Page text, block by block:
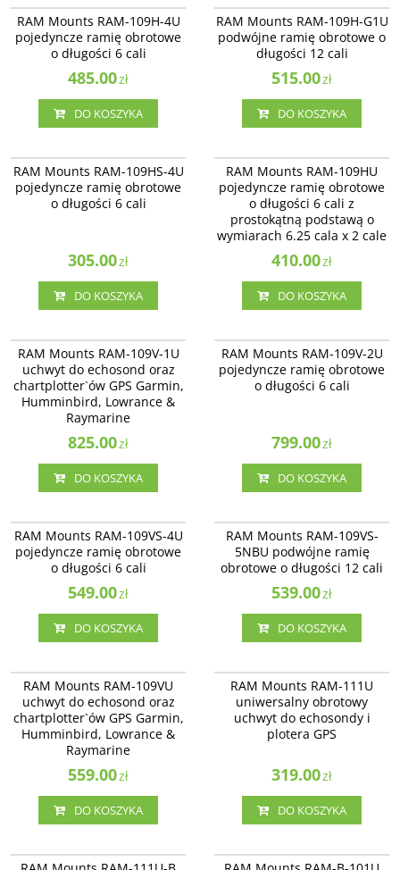
RAM-109H-4U - pojedyncze ramię
obrotowe o długości 6 cali.
RAM Mounts RAM-109H-4U
pojedyncze ramię obrotowe
o długości 6 cali
485.00zł
DO KOSZYKA
RAM-109H-G1U - podwójne ramię
obrotowe o długości 12 cali.
RAM Mounts RAM-109H-G1U
podwójne ramię obrotowe o
długości 12 cali
515.00zł
DO KOSZYKA
RAM-109HS-4U - pojedyncze ramię
obrotowe o długości 6 cali.
RAM Mounts RAM-109HS-4U
pojedyncze ramię obrotowe
o długości 6 cali
305.00zł
DO KOSZYKA
RAM-109HU - pojedyncze ramię
obrotowe o długości 6 cali z
prostokątną podstawą o
wymiarach 6.25 cala x 2 cale.
RAM Mounts RAM-109HU
pojedyncze ramię obrotowe
o długości 6 cali z
prostokątną podstawą o
wymiarach 6.25 cala x 2 cale
410.00zł
DO KOSZYKA
RAM-109V-1U - uchwyt do
echosond oraz chartplotter’ów
GPS Garmin, Humminbird,
Lowrance & Raymarine.
RAM Mounts RAM-109V-1U
uchwyt do echosond oraz
chartplotter`ów GPS Garmin,
Humminbird, Lowrance &
Raymarine
825.00zł
DO KOSZYKA
RAM-109V-2BU - pojedyncze ramię
obrotowe o długości 6 cali.
RAM Mounts RAM-109V-2U
pojedyncze ramię obrotowe
o długości 6 cali
799.00zł
DO KOSZYKA
RAM-109VS-4U - pojedyncze ramię
obrotowe o długości 6 cali.
RAM Mounts RAM-109VS-4U
pojedyncze ramię obrotowe
o długości 6 cali
549.00zł
DO KOSZYKA
RAM-109VS-5NBU - podwójne
ramię obrotowe o długości 12 cali.
RAM Mounts RAM-109VS-
5NBU podwójne ramię
obrotowe o długości 12 cali
539.00zł
DO KOSZYKA
RAM-109VU - uchwyt do echosond
oraz chartplotter’ów GPS Garmin,
Humminbird, Lowrance &
Raymarine.
RAM Mounts RAM-109VU
uchwyt do echosond oraz
chartplotter`ów GPS Garmin,
Humminbird, Lowrance &
Raymarine
559.00zł
DO KOSZYKA
RAM Mounts RAM-111U
uniwersalny obrotowy uchwyt do
echosondy i plotera GPS
RAM Mounts RAM-111U
uniwersalny obrotowy
uchwyt do echosondy i
plotera GPS
319.00zł
DO KOSZYKA
RAM Mount RAM-111U-B uchwyt
RAM Mounts RAM-B-101U dwie